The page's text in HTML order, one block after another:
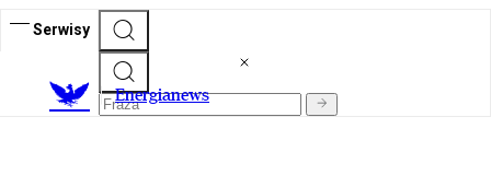
Serwisy
Energianews